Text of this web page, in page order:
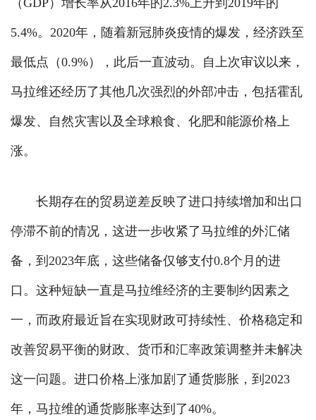
5.4%。2020年，随着新冠肺炎疫情的爆发，经济跌至
最低点（0.9%），此后一直波动。自上次审议以来，
马拉维还经历了其他几次强烈的外部冲击，包括霍乱
爆发、自然灾害以及全球粮食、化肥和能源价格上
涨。
长期存在的贸易逆差反映了进口持续增加和出口
停滞不前的情况，这进一步收紧了马拉维的外汇储
备，到2023年底，这些储备仅够支付0.8个月的进
口。这种短缺一直是马拉维经济的主要制约因素之
一，而政府最近旨在实现财政可持续性、价格稳定和
改善贸易平衡的财政、货币和汇率政策调整并未解决
这一问题。进口价格上涨加剧了通货膨胀，到2023
年，马拉维的通货膨胀率达到了40%。